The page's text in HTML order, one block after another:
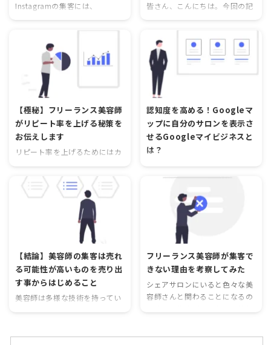
新しいお客様を探す必要があり
やスキルをアピールする必要が
ありますが、どのような方法が
効果的でしょうか？ブログは効
率的に自己表現をすることがで
のポイントを意識してみましょ
る 自分の得意な分野や悩みなど
の、ターゲットを明確に設定し
ましょう。例えば、自分が魅力
...
Instagramの集客には、
Instagramのミッションである
「大切な人や大好きなことと、
あなたを近づける」という本質
を念頭において活動することが
重要です。自分の特徴や魅力を
伝えるコンテンツを発信し、フ
ォロワーとのコミュニケーショ
定期的な投稿やハッシュタグの
活用、他のアカウントとのコラ
ボなども効果的な集客手法で
す。Instagramを使った集客に
したポイントを参考にしてみて
ください。
皆さん、こんにちは。今回の記
事では、フリーランス美容師の
方々に向けて、集客方法につい
てお話ししたいと思います。フ
リーランス美容師として独立す
ることは、自分の技術やセンス
を最大限に発揮できる素晴らし
いチャンスですが、一方でお客
もあります。 美容師業界は競争
が激しく、たくさんの美容室や
サロンが存在します。その中
で、集客力を高めるためにはど
うか？そこで、今回は「通いや
が叶いやすさ」という3つの要
素に焦点を当ててお話ししてい
きたい ...
【極秘】フリーランス美容師
がリピート率を上げる秘策を
お伝えします
リピート率を上げるためにはカ
ケジュールを伝え、次回予約を
進めることが大切です。また、
リピートをする確率の高い新規
客を集客するために多くの情報
を順序立てて伝えるためにホー
ムページなどの集客媒体の内容
認知度を高める！Googleマ
ップに自分のサロンを表示さ
せるGoogleマイビジネスと
は？
Googleマイビジネスは、ビジ
ネス情報をGoogleマップ等に
フリーランス美容師にとってブ
ランディングや新規集客の効果
的な手段です。多機能で上位表
示も可能なこのサービスは、多
くの美容師が未だ活用していな
いため、先行者利益を享受でき
るチャンスがあります。
【結論】美容師の集客は売れ
る可能性が高いものを売り出
す事からはじめること
美容師は多様な技術を持ってい
フリーランス美容師が集客で
きない理由を考察してみた
シェアサロンにいると色々な美
容師さんと関わることになるの